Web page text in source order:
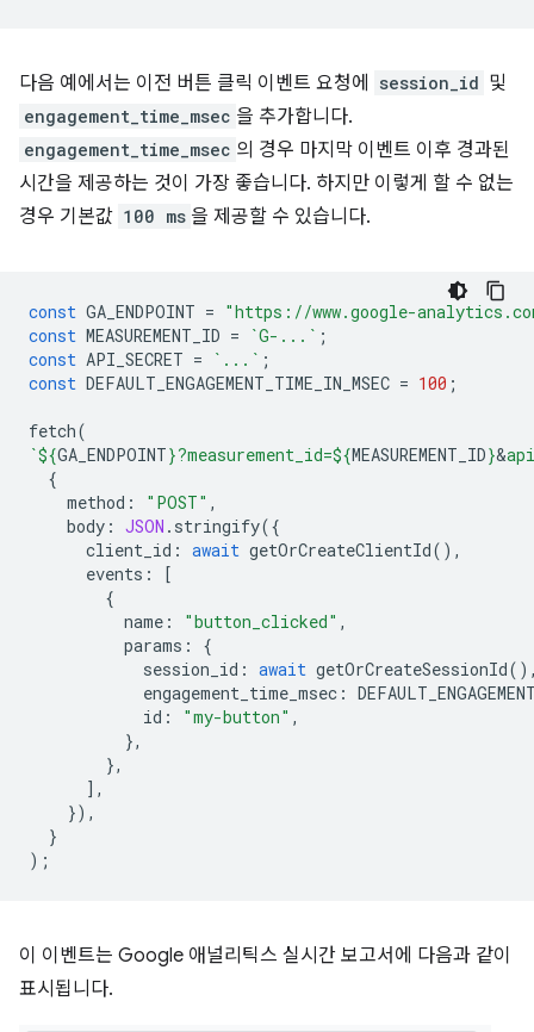
다음 예에서는 이전 버튼 클릭 이벤트 요청에 session_id 및
engagement_time_msec 을 추가합니다.
engagement_time_msec 의 경우 마지막 이벤트 이후 경과된
시간을 제공하는 것이 가장 좋습니다. 하지만 이렇게 할 수 없는
경우 기본값 100 ms 을 제공할 수 있습니다.
const GA_ENDPOINT = "https://www.google-
const MEASUREMENT_ID = `G-...` ;
const API_SECRET = `...` ;
const DEFAULT_ENGAGEMENT_TIME_IN_MSEC = 100 ;
fetch(
`${GA_ENDPOINT}?measurement_id=${MEASUREMENT_ID}&
{
method : "POST" ,
body : JSON . stringify({
client_id : await getOrCreateClientId(),
events :
[
{
name : "button_clicked" ,
params :
{
session_id : await getOrCreateSessionId
engagement_time_msec :
id : "my-button" ,
},
},
],
}),
}
);
이 이벤트는 Google 애널리틱스 실시간 보고서에 다음과 같이
표시됩니다.